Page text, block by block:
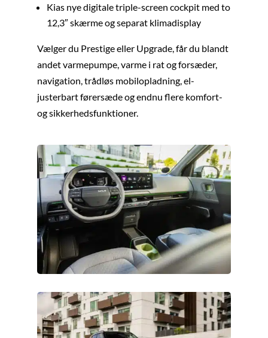
Kias nye digitale triple-screen cockpit med to
12,3″ skærme og separat klimadisplay
Vælger du Prestige eller Upgrade, får du blandt
andet varmepumpe, varme i rat og forsæder,
navigation, trådløs mobilopladning, el-
justerbart førersæde og endnu flere komfort-
og sikkerhedsfunktioner.